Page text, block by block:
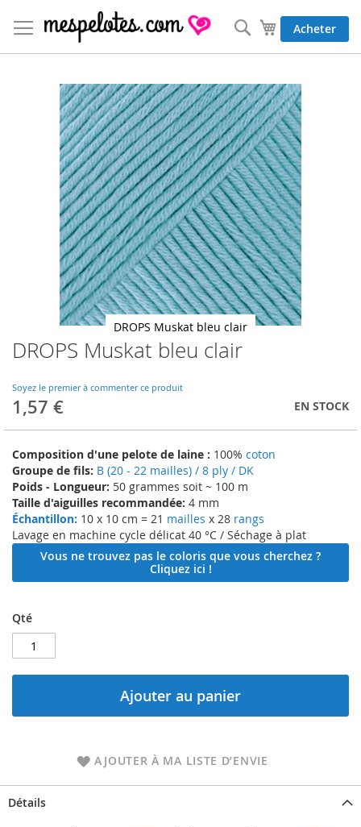
au
contenu
Mon panier
Acheter
Rechercher
DROPS Muskat bleu clair
Soyez le premier à commenter ce produit
1,57 € EN STOCK
Composition d'une pelote de laine : 100% coton
Groupe de fils: B (20 - 22 mailles) / 8 ply / DK
Poids - Longueur: 50 grammes soit ~ 100 m
Taille d'aiguilles recommandée: 4 mm
Échantillon: 10 x 10 cm = 21 mailles x 28 rangs
Lavage en machine cycle délicat 40 °C / Séchage à plat
Vous ne trouvez pas le coloris que vous cherchez ?
Cliquez ici !
Qté
Ajouter au panier
AJOUTER À MA LISTE D’ENVIE
DROPS Muskat bleu clair
Skip
to
beginning
of
the
gallery
Détails